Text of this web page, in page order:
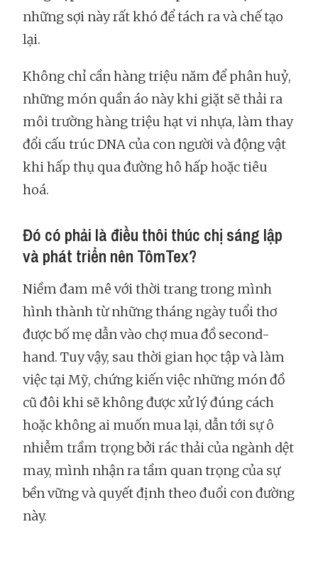
những sợi này rất khó để tách ra và chế tạo
lại.
Không chỉ cần hàng triệu năm để phân huỷ,
những món quần áo này khi giặt sẽ thải ra
môi trường hàng triệu hạt vi nhựa, làm thay
đổi cấu trúc DNA của con người và động vật
khi hấp thụ qua đường hô hấp hoặc tiêu
hoá.
Đó có phải là điều thôi thúc chị sáng lập
và phát triển nên TômTex?
Niềm đam mê với thời trang trong mình
hình thành từ những tháng ngày tuổi thơ
được bố mẹ dẫn vào chợ mua đồ second-
hand. Tuy vậy, sau thời gian học tập và làm
việc tại Mỹ, chứng kiến việc những món đồ
cũ đôi khi sẽ không được xử lý đúng cách
hoặc không ai muốn mua lại, dẫn tới sự ô
nhiễm trầm trọng bởi rác thải của ngành dệt
may, mình nhận ra tầm quan trọng của sự
bền vững và quyết định theo đuổi con đường
này.